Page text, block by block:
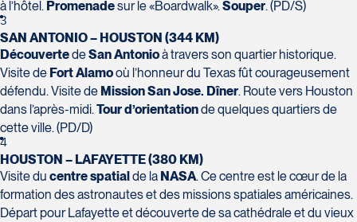
à l’hôtel. Promenadesur le «Boardwalk».Souper. (PD/S)
3
SAN ANTONIO – HOUSTON (344 KM)
DécouvertedeSan Antonioà travers son quartier historique.
Visite de FortAlamooù l’honneur du Texas fût courageusement
défendu. Visite de Mission San Jose. Dîner. Route vers Houston
dans l’après-midi.Tour d’orientationde quelques quartiers de
cette ville. (PD/D)
4
HOUSTON – LAFAYETTE (380 KM)
Visite du centre spatial de la NASA. Ce centre est le cœur de la
formation des astronautes et des missions spatiales américaines.
Départ pour Lafayette et découverte de sa cathédrale et du vieux
Voyages Nouveau-Monde
420 Boulevard Manseau
Joliette
J6E 3E1
Tél : 450-755-5557 / 1-877-751-5557
Voyages des Laurentides
939 Boulevard Albiny-Paquette
J9L 3J1
Tél :819-623-2511 / 1-866-385-2511
Club Voyages Orientation
Boucherville
J4B 6P5
Tél : 450-655-1855 / 1-866-655-5736
Club Voyages Princesse
686 rue Principale
La Forfaiterie Voyages
5401 Boulevard Des Galeries - Local 104
(porte H)
Québec
G2K 1N4
Tél :418-652-2400 / 1-888-848-1518
SOUMETTRE